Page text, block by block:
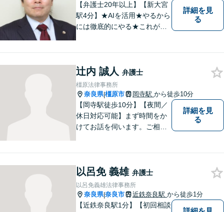
【弁護士20年以上】【新大宮
駅4分】★AIを活用★やるから
には徹底的にやる★これが私
も惜しみません！「不安を安
心に」丁寧にサポートしま
す。お気軽にご相談ください
詳細を見
る
辻内 誠人 弁護士
橿原法律事務所
奈良県|橿原市 岡寺駅 から徒歩10分
【岡寺駅徒歩10分】【夜間／
休日対応可能】まず時間をか
けてお話を伺います。ご相談
護士】地域密着型のアットホ
ームなリーガルサービスをご
提供させていただきます。
詳細を見
る
以呂免 義雄 弁護士
以呂免義雄法律事務所
奈良県|奈良市 近鉄奈良駅 から徒歩1分
【近鉄奈良駅1分】【初回相談